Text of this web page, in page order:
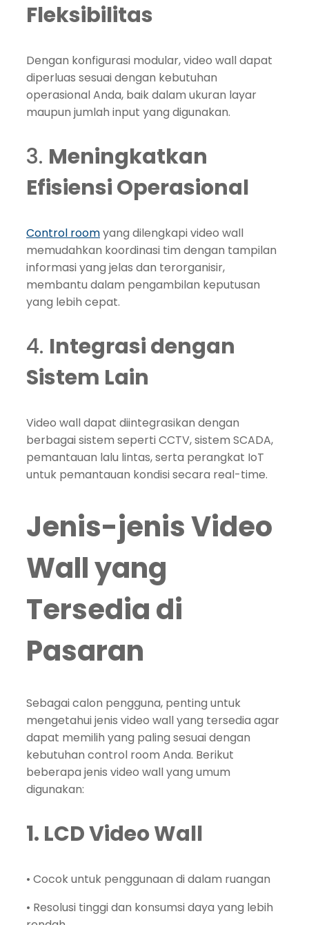
Fleksibilitas
Dengan konfigurasi modular, video wall dapat
diperluas sesuai dengan kebutuhan
operasional Anda, baik dalam ukuran layar
maupun jumlah input yang digunakan.
3. Meningkatkan
Efisiensi Operasional
Control roomyang dilengkapi video wall
memudahkan koordinasi tim dengan tampilan
informasi yang jelas dan terorganisir,
membantu dalam pengambilan keputusan
yang lebih cepat.
4. Integrasi dengan
Sistem Lain
Video wall dapat diintegrasikan dengan
berbagai sistem seperti CCTV, sistem SCADA,
pemantauan lalu lintas, serta perangkat IoT
untuk pemantauan kondisi secara real-time.
Jenis-jenis Video
Wall yang
Tersedia di
Pasaran
Sebagai calon pengguna, penting untuk
mengetahui jenis video wall yang tersedia agar
dapat memilih yang paling sesuai dengan
kebutuhan control room Anda. Berikut
beberapa jenis video wall yang umum
digunakan:
1. LCD Video Wall
• Cocok untuk penggunaan di dalam ruangan
• Resolusi tinggi dan konsumsi daya yang lebih